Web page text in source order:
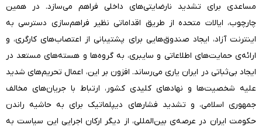
مساعدی برای تشدید نارضایتی‌های داخلی فراهم می‌سازد. در همین
چارچوب، ایالات متحده از طریق اقداماتی نظیر فراهم‌سازی دسترسی به
اینترنت آزاد، ایجاد صندوق‌هایی برای پشتیبانی از اعتصاب‌های کارگری، و
ارائه‌ی حمایت‌های اطلاعاتی و سایبری، به گروه‌ها و هسته‌های مستعد در
ایجاد بی‌ثباتی در ایران یاری می‌رساند. افزون بر این، اعمال تحریم‌های شدید
علیه شخصیت‌ها و نهادهای کلیدی کشور، ارتباط با جریان‌های مخالف
جمهوری اسلامی، و تشدید فشارهای دیپلماتیک برای به حاشیه راندن
حکومت ایران در عرصه‌ی بین‌المللی، از دیگر ارکان اجرایی این سیاست به